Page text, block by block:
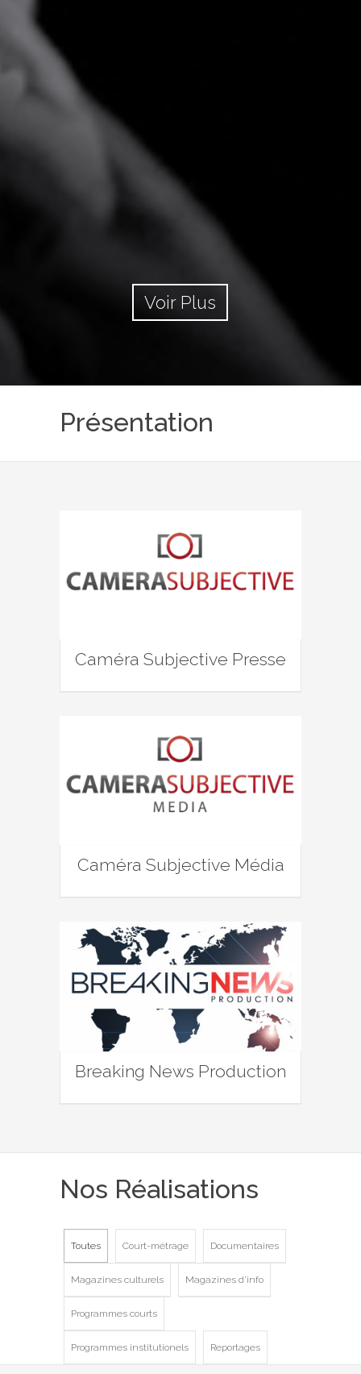
Voir Plus
Présentation
Caméra Subjective Presse
Caméra Subjective Média
Breaking News Production
Nos Réalisations
Toutes Court-métrage Documentaires
Magazines culturels Magazines d'info
Programmes courts
Programmes institutionels Reportages